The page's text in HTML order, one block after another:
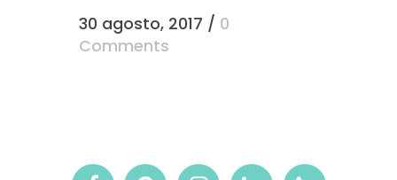
30 agosto, 2017 / 0
Comments